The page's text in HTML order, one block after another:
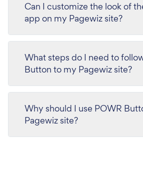
Can I customize the look of
app on my Pagewiz site?
What steps do I need to
Button to my Pagewiz site?
Why should I use POWR
Pagewiz site?